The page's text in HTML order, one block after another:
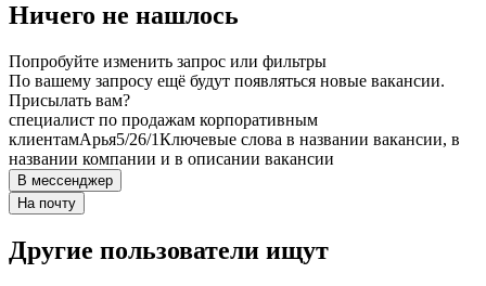
Ничего не нашлось
Попробуйте изменить запрос или фильтры
По вашему запросу ещё будут появляться новые вакансии.
Присылать вам?
специалист по продажам корпоративным
клиентамАрья5/26/1Ключевые слова в названии вакансии, в
названии компании и в описании вакансии
В мессенджер
На почту
Другие пользователи ищут